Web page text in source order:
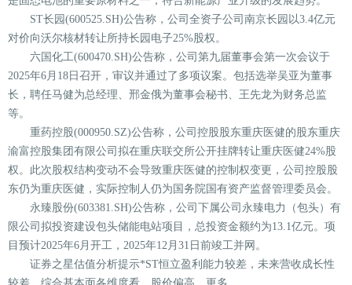
ST长园(600525.SH)公告称，公司全资子公司南京长园以3.4亿元
对价向沃尔核材转让所持长园电子25%股权。
六国化工(600470.SH)公告称，公司第九届董事会第一次会议于
2025年6月18日召开，审议并通过了多项议案。包括选举吴亚为董事
长，聘任马健为总经理、邢金俄为董事会秘书、王先龙为财务总监
等。
重药控股(000950.SZ)公告称，公司控股股东重庆医健的股东重庆
渝富控股集团有限公司拟在重庆联交所公开挂牌转让重庆医健24%股
权。此次股权结构变动不会导致重庆医健的控制权变更，公司控股股
东仍为重庆医健，实际控制人仍为国务院国有资产监督管理委员会。
永臻股份(603381.SH)公告称，公司下属公司永臻电力（包头）有
限公司拟投资建设包头储能电站项目，总投资金额约为13.1亿元。项
目预计2025年6月开工，2025年12月31日前竣工并网。
证券之星估值分析提示*ST恒立盈利能力较差，未来营收成长性